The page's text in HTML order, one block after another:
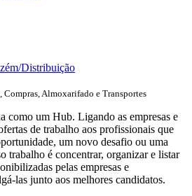
Distribuição
Compras, Almoxarifado e Transportes
como um Hub. Ligando as empresas e
de trabalho aos profissionais que
um novo desafio ou uma
trabalho é concentrar, organizar e listar
pelas empresas e
las junto aos melhores candidatos.